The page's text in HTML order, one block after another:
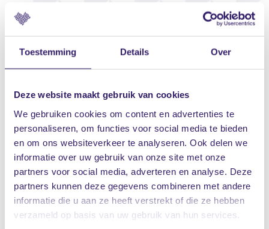
Toestemming Details Over
Deze website maakt gebruik van cookies
We gebruiken cookies om content en advertenties te
personaliseren, om functies voor social media te bieden
en om ons websiteverkeer te analyseren. Ook delen we
informatie over uw gebruik van onze site met onze
partners voor social media, adverteren en analyse. Deze
partners kunnen deze gegevens combineren met andere
informatie die u aan ze heeft verstrekt of die ze hebben
verzameld op basis van uw gebruik van hun services.